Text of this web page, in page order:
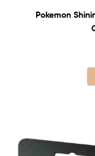
Pokemon